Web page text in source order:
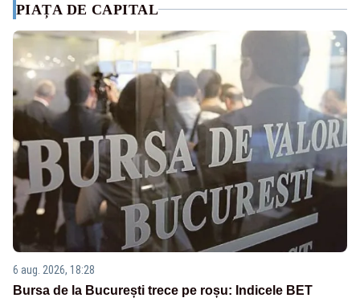
PIAȚA DE CAPITAL
6 aug. 2026, 18:28
Bursa de la București trece pe roșu: Indicele BET